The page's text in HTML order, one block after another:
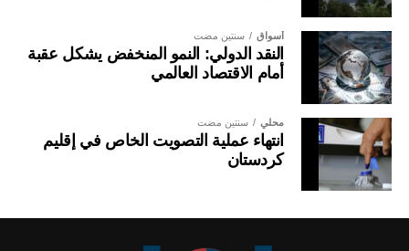
أسواق سنتين مضت
النقد الدولي: النمو المنخفض يشكل عقبة
أمام الاقتصاد العالمي
محلي سنتين مضت
انتهاء عملية التصويت الخاص في إقليم
كردستان